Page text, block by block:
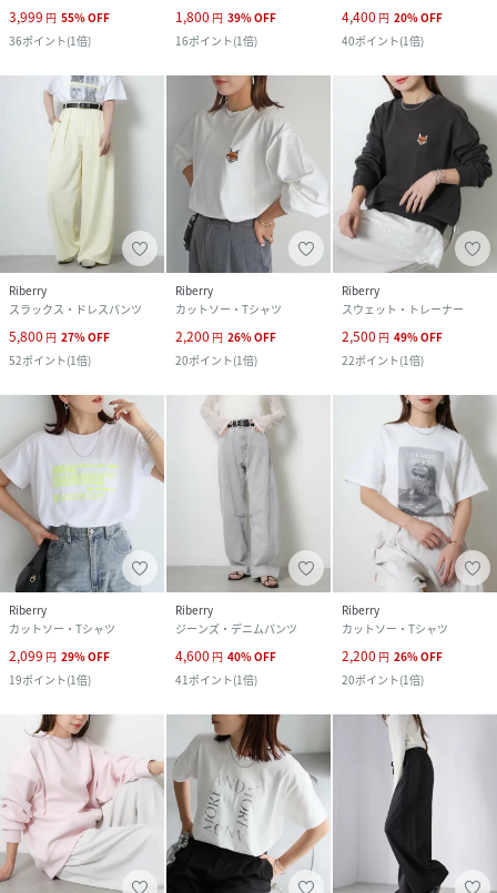
3,999 円 55%OFF
36ポイント(1倍)
1,800 円 39%OFF
16ポイント(1倍)
4,400 円 20%OFF
40ポイント(1倍)
Riberry
スラックス・ドレスパンツ
5,800 円 27%OFF
52ポイント(1倍)
Riberry
カットソー・Tシャツ
2,200 円 26%OFF
20ポイント(1倍)
Riberry
スウェット・トレーナー
2,500 円 49%OFF
22ポイント(1倍)
Riberry
カットソー・Tシャツ
2,099 円 29%OFF
19ポイント(1倍)
Riberry
ジーンズ・デニムパンツ
4,600 円 40%OFF
41ポイント(1倍)
Riberry
カットソー・Tシャツ
2,200 円 26%OFF
20ポイント(1倍)